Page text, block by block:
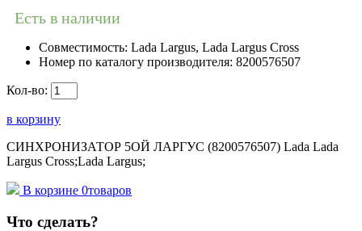
Есть в наличии
Совместимость: Lada Largus, Lada Largus Cross
Номер по каталогу производителя: 8200576507
Кол-во:
в корзину
СИНХРОНИЗАТОР 5ОЙ ЛАРГУС (8200576507) Lada Lada
Largus Cross;Lada Largus;
В корзине 0товаров
Что сделать?